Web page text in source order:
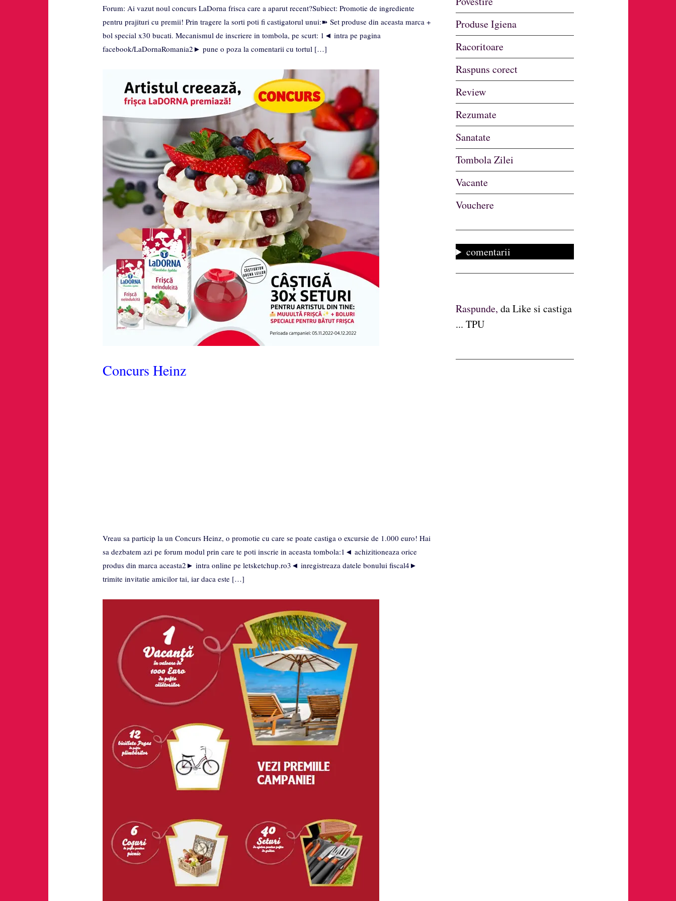
Forum: Ai vazut noul concurs LaDorna frisca care a aparut recent?Subiect: Promotie de ingrediente
pentru prajituri cu premii! Prin tragere la sorti poti fi castigatorul unui:➽ Set produse din aceasta marca +
bol special x30 bucati. Mecanismul de inscriere in tombola, pe scurt: 1◄ intra pe pagina
facebook/LaDornaRomania2► pune o poza la comentarii cu tortul […]
Concurs Heinz
Vreau sa particip la un Concurs Heinz, o promotie cu care se poate castiga o excursie de 1.000 euro! Hai
sa dezbatem azi pe forum modul prin care te poti inscrie in aceasta tombola:1◄ achizitioneaza orice
produs din marca aceasta2► intra online pe letsketchup.ro3◄ inregistreaza datele bonului fiscal4►
trimite invitatie amicilor tai, iar daca este […]
Produse Igiena
Racoritoare
Raspuns corect
Review
Rezumate
Sanatate
Tombola Zilei
Vacante
Vouchere
comentarii
Raspunde, da Like si castiga
... TPU